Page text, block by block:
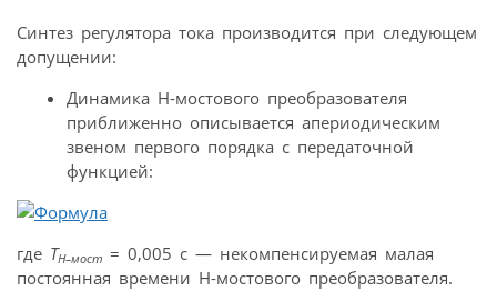
Синтез регулятора тока производится при следующем
допущении:
Динамика H-мостового преобразователя
приближенно описывается апериодическим
звеном первого порядка с передаточной
функцией:
где ТH–мост = 0,005 с — некомпенсируемая малая
постоянная времени H-мостового преобразователя.